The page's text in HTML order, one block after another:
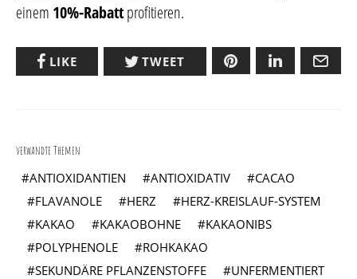
einem 10%-Rabattprofitieren.
LIKE TWEET
verwandte Themen
ANTIOXIDANTIEN ANTIOXIDATIV
CACAO
FLAVANOLE
HERZ
HERZ-KREISLAUF-SYSTEM
KAKAO
KAKAOBOHNE
KAKAONIBS
POLYPHENOLE
ROHKAKAO
SEKUNDÄRE PFLANZENSTOFFE
UNFERMENTIERT